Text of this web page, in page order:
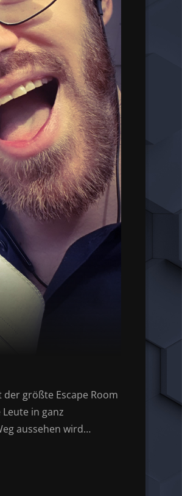
größte Escape Room
in ganz
aussehen wird…